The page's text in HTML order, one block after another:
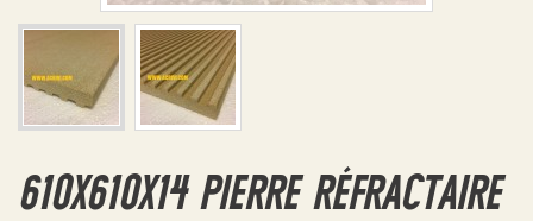
610X610X14 PIERRE RÉFRACTAIRE